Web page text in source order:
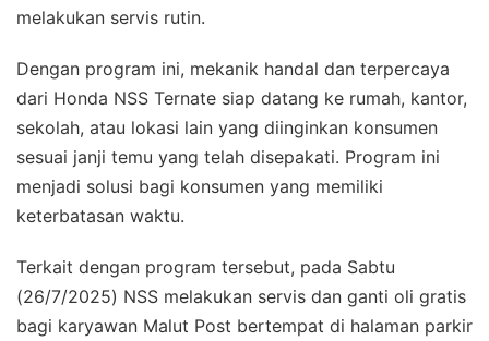
melakukan servis rutin.
Dengan program ini, mekanik handal dan terpercaya
dari Honda NSS Ternate siap datang ke rumah, kantor,
sekolah, atau lokasi lain yang diinginkan konsumen
sesuai janji temu yang telah disepakati. Program ini
menjadi solusi bagi konsumen yang memiliki
keterbatasan waktu.
Terkait dengan program tersebut, pada Sabtu
(26/7/2025) NSS melakukan servis dan ganti oli gratis
bagi karyawan Malut Post bertempat di halaman parkir